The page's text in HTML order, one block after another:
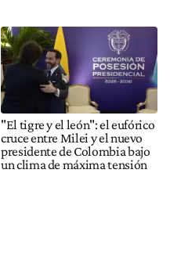
"El tigre y el león": el eufórico
cruce entre Milei y el nuevo
presidente de Colombia bajo
un clima de máxima tensión